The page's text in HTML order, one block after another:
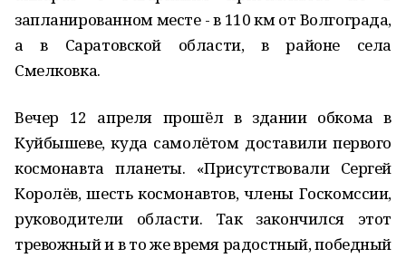
запланированном месте - в 110 км от Волгограда,
а в Саратовской области, в районе села
Смелковка.
Вечер 12 апреля прошёл в здании обкома в
Куйбышеве, куда самолётом доставили первого
космонавта планеты. «Присутствовали Сергей
Королёв, шесть космонавтов, члены Госкомссии,
руководители области. Так закончился этот
тревожный и в то же время радостный, победный